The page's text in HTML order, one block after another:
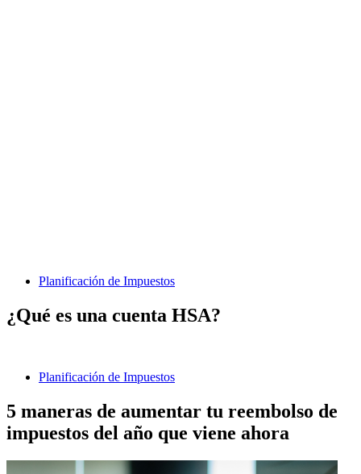
Planificación de Impuestos
¿Qué es una cuenta HSA?
Planificación de Impuestos
5 maneras de aumentar tu reembolso de
impuestos del año que viene ahora